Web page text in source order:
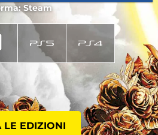
Steam
LE EDIZIONI